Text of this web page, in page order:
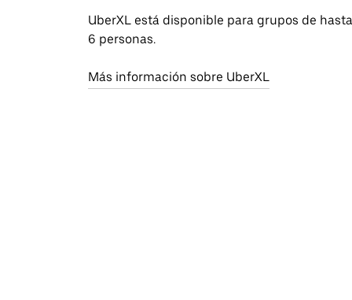
UberXL está disponible para grupos de hasta
6 personas.
Más información sobre UberXL